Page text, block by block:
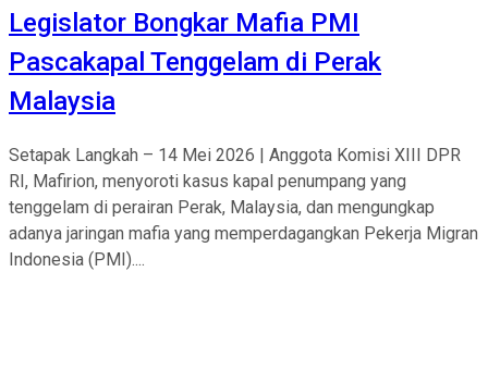
Legislator Bongkar Mafia PMI
Pascakapal Tenggelam di Perak
Malaysia
Setapak Langkah – 14 Mei 2026 | Anggota Komisi XIII DPR
RI, Mafirion, menyoroti kasus kapal penumpang yang
tenggelam di perairan Perak, Malaysia, dan mengungkap
adanya jaringan mafia yang memperdagangkan Pekerja Migran
Indonesia (PMI)....